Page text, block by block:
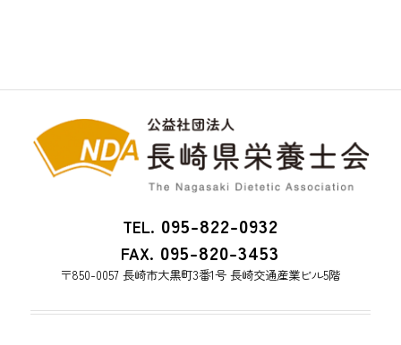
TEL. 095-822-0932
FAX. 095-820-3453
〒850-0057 長崎市大黒町3番1号 長崎交通産業ビル5階